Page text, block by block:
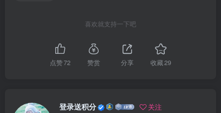
喜欢就支持一下吧
点赞72 赞赏 分享 收藏29
登录送积分 关注